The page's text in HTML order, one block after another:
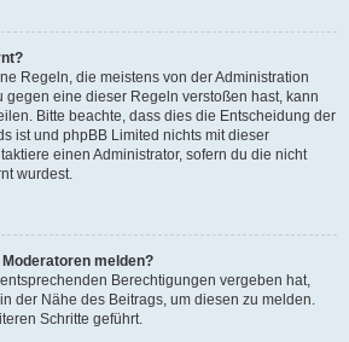
Regeln, die meistens von der Administration
gegen eine dieser Regeln verstoßen hast, kann
Bitte beachte, dass dies die Entscheidung der
ist und phpBB Limited nichts mit dieser
einen Administrator, sofern du die nicht
wurdest.
melden?
Berechtigungen vergeben hat,
der Nähe des Beitrags, um diesen zu melden.
Schritte geführt.